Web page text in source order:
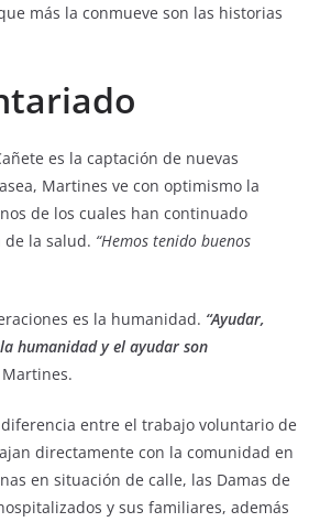
más la conmueve son las historias
es la captación de nuevas
Martines ve con optimismo la
de los cuales han continuado
la salud. “Hemos tenido buenos
es la humanidad. “Ayudar,
humanidad y el ayudar son
entre el trabajo voluntario de
directamente con la comunidad en
en situación de calle, las Damas de
y sus familiares, además